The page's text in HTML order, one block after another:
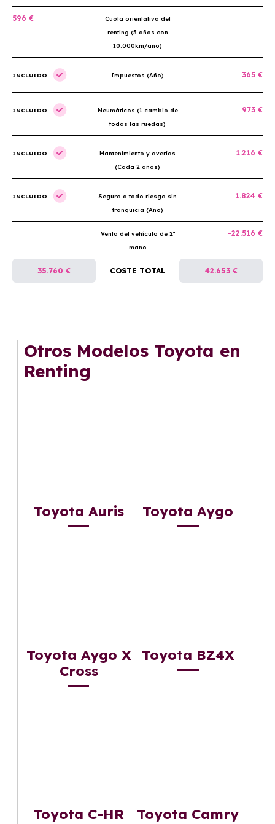
596 €
Cuota orientativa del
renting (5 años con
10.000km/año)
INCLUIDO Impuestos (Año) 365 €
INCLUIDO
Neumáticos (1 cambio de
todas las ruedas)
973 €
INCLUIDO
Mantenimiento y averías
(Cada 2 años)
1.216 €
INCLUIDO
Seguro a todo riesgo sin
franquicia (Año)
1.824 €
Venta del vehículo de 2ª
mano
-22.516 €
35.760 € COSTE TOTAL 42.653 €
Otros Modelos Toyota en
Renting
Toyota Auris Toyota Aygo
Toyota Aygo X
Cross
Toyota BZ4X
Toyota C-HR Toyota Camry